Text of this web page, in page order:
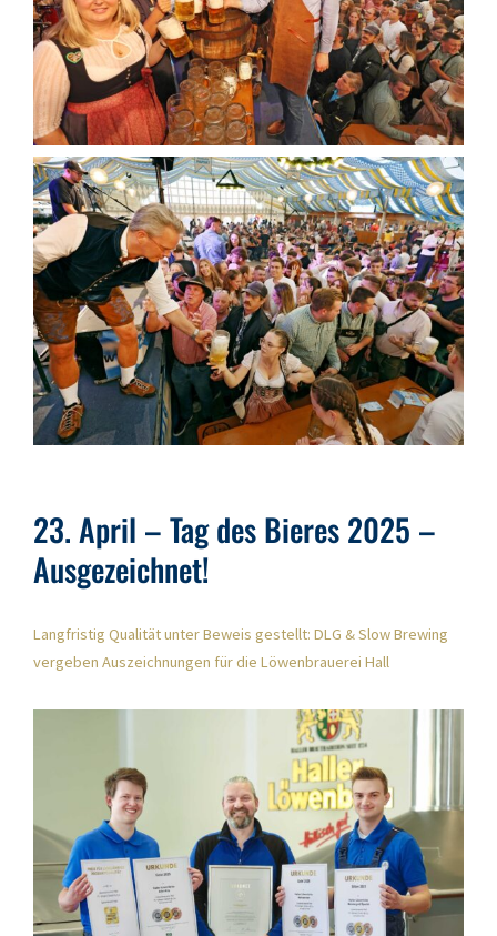
23. April – Tag des Bieres 2025 –
Ausgezeichnet!
Langfristig Qualität unter Beweis gestellt: DLG & Slow Brewing
vergeben Auszeichnungen für die Löwenbrauerei Hall